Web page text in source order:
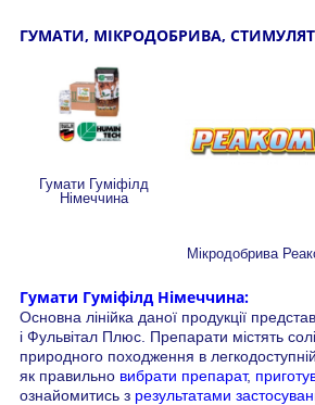
ГУМАТИ, МІКРОДОБРИВА,
Гумати Гуміфілд
Німеччина
Мікродобрива
Гумати Гуміфілд Німеччина:
Основна лінійка даної продукції
і Фульвітал Плюс. Препарати містять
природного походження в
як правильно вибрати препарат,
ознайомитись з результатами